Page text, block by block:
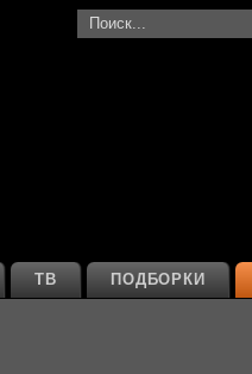
ПОДБОРКИ
ТВ